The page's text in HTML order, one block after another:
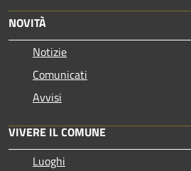
NOVITÀ
Notizie
Comunicati
Avvisi
VIVERE IL COMUNE
Luoghi